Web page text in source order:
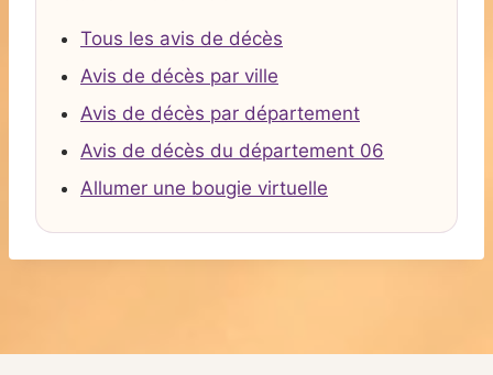
Tous les avis de décès
Avis de décès par ville
Avis de décès par département
Avis de décès du département 06
Allumer une bougie virtuelle